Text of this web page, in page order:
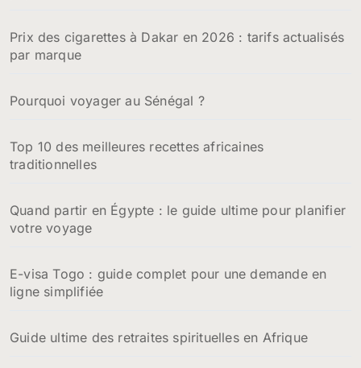
Prix des cigarettes à Dakar en 2026 : tarifs actualisés
par marque
Pourquoi voyager au Sénégal ?
Top 10 des meilleures recettes africaines
traditionnelles
Quand partir en Égypte : le guide ultime pour planifier
votre voyage
E-visa Togo : guide complet pour une demande en
ligne simplifiée
Guide ultime des retraites spirituelles en Afrique